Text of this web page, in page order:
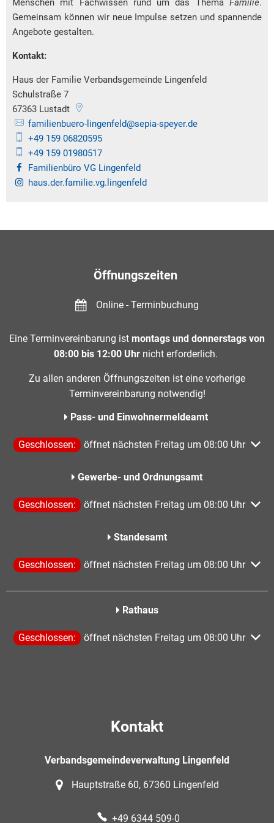
Menschen mit Fachwissen rund um das Thema Familie.
Gemeinsam können wir neue Impulse setzen und spannende
Angebote gestalten.
Kontakt:
Haus der Familie Verbandsgemeinde Lingenfeld
Schulstraße 7
67363 Lustadt
familienbuero-lingenfeld@sepia-speyer.de
+49 159 06820595
+49 159 01980517
Familienbüro VG Lingenfeld
haus.der.familie.vg.lingenfeld
Öffnungszeiten
Online - Terminbuchung
Eine Terminvereinbarung ist montags und donnerstags von
08:00 bis 12:00 Uhr nicht erforderlich.
Zu allen anderen Öffnungszeiten ist eine vorherige
Terminvereinbarung notwendig!
Pass- und Einwohnermeldeamt
Klicken, um weitere Öffnungs- oder Schließzeiten
Geschlossen: öffnet nächsten Freitag um 08:00 Uhr
Gewerbe- und Ordnungsamt
Klicken, um weitere Öffnungs- oder Schließzeiten
Geschlossen: öffnet nächsten Freitag um 08:00 Uhr
Standesamt
Klicken, um weitere Öffnungs- oder Schließzeiten
Geschlossen: öffnet nächsten Freitag um 08:00 Uhr
Rathaus
Klicken, um weitere Öffnungs- oder Schließzeiten
Geschlossen: öffnet nächsten Freitag um 08:00 Uhr
Kontakt
Verbandsgemeindeverwaltung Lingenfeld
Hauptstraße 60, 67360 Lingenfeld
+49 6344 509-0